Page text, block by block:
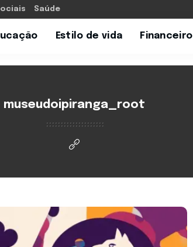
Saúde
Estilo de vida Financeiro
museudoipiranga_root